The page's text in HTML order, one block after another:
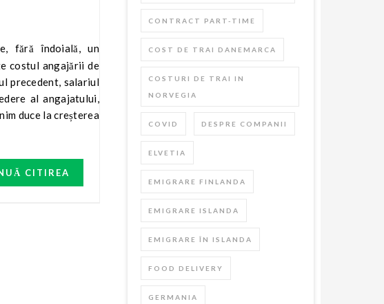
costul angajării de
precedent, salariul
al angajatului,
duce la creșterea
CITIREA
CONTRACT PART-TIME
COST DE TRAI DANEMARCA
COSTURI DE TRAI IN
NORVEGIA
COVID DESPRE COMPANII
ELVETIA
EMIGRARE FINLANDA
EMIGRARE ISLANDA
EMIGRARE ÎN ISLANDA
FOOD DELIVERY
GERMANIA